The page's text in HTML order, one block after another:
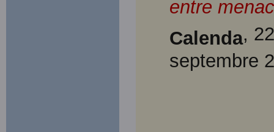
entre
Calenda,
septembre